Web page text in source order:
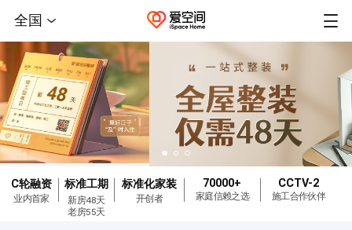
全国
C轮融资
业内首家
标准工期
新房48天
老房55天
标准化家装
开创者
70000+
家庭信赖之选
CCTV-2
施工合作伙伴